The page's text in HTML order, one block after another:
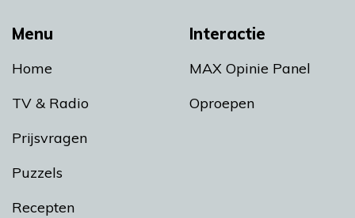
Menu
Home
TV & Radio
Prijsvragen
Puzzels
Recepten
Interactie
MAX Opinie Panel
Oproepen